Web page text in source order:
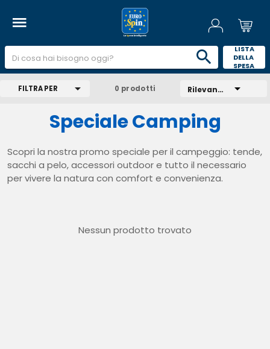
LISTA
DELLA
SPESA
FILTRA PER 0 prodotti Rilevanza
Speciale Camping
Scopri la nostra promo speciale per il campeggio: tende,
sacchi a pelo, accessori outdoor e tutto il necessario
per vivere la natura con comfort e convenienza.
Nessun prodotto trovato